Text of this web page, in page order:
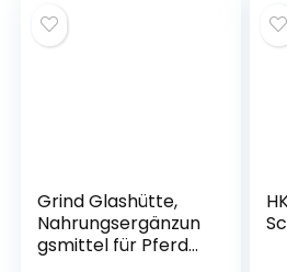
Grind Glashütte,
Nahrungsergänzun
gsmittel für Pferde,